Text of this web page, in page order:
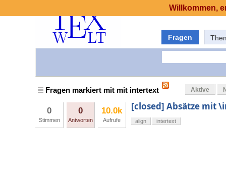
Fragen
Fragen markiert mit mit intertext Aktive
0
Stimmen
0
Antworten
10.0k
Aufrufe
[closed] Absätze mit
align intertext
Willkommen,